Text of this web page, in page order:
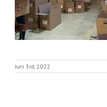
Juni 3rd, 2022